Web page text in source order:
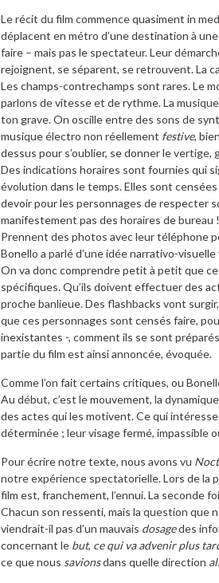
Le récit du film commence quasiment in
déplacent en métro d’une destination à
faire – mais pas le spectateur. Leur
rejoignent, se séparent, se retrouvent. La
Les champs-contrechamps sont rares. Le
parlons de vitesse et de rythme. La
ton grave. On oscille entre des sons de
musique électro non réellement festive,
dessus pour s’oublier, se donner le vertige,
Des indications horaires sont fournies qui
évolution dans le temps. Elles sont
devoir pour les personnages de respecter
manifestement pas des horaires de bureau
Prennent des photos avec leur téléphone
Bonello a parlé d’une idée narrativo-
On va donc comprendre petit à petit que
spécifiques. Qu’ils doivent effectuer des
proche banlieue. Des flashbacks vont
que ces personnages sont censés faire,
inexistantes -, comment ils se sont
partie du film est ainsi annoncée, évoquée.
Comme l’on fait certains critiques, ou
Au début, c’est le mouvement, la
des actes qui les motivent. Ce qui
déterminée ; leur visage fermé,
Pour écrire notre texte, nous avons vu
notre expérience spectatorielle. Lors de la
film est, franchement, l’ennui. La seconde
Chacun son ressenti, mais la question que
viendrait-il pas d’un mauvais dosagedes
concernant le but, ce qui va advenir plus
ce que nous savionsdans quelle direction